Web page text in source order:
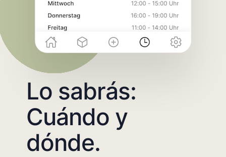
Lo sabrás:
Cuándo y
dónde.